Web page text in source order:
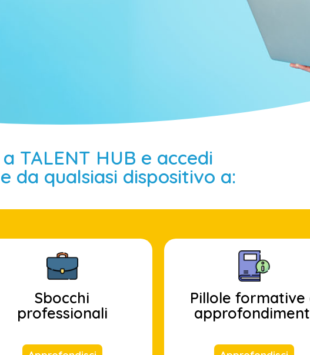
TALENT HUB e accedi
da qualsiasi dispositivo a:
Sbocchi
professionali
Pillole formative